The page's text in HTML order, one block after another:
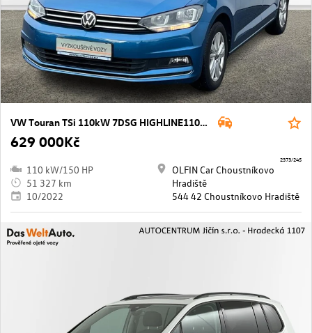
VW Touran TSi 110kW 7DSG HIGHLINE110 kW
629 000Kč
110 kW/150 HP
51 327 km
10/2022
OLFIN Car Choustníkovo
Hradiště
544 42 Choustníkovo Hradiště
2373/245